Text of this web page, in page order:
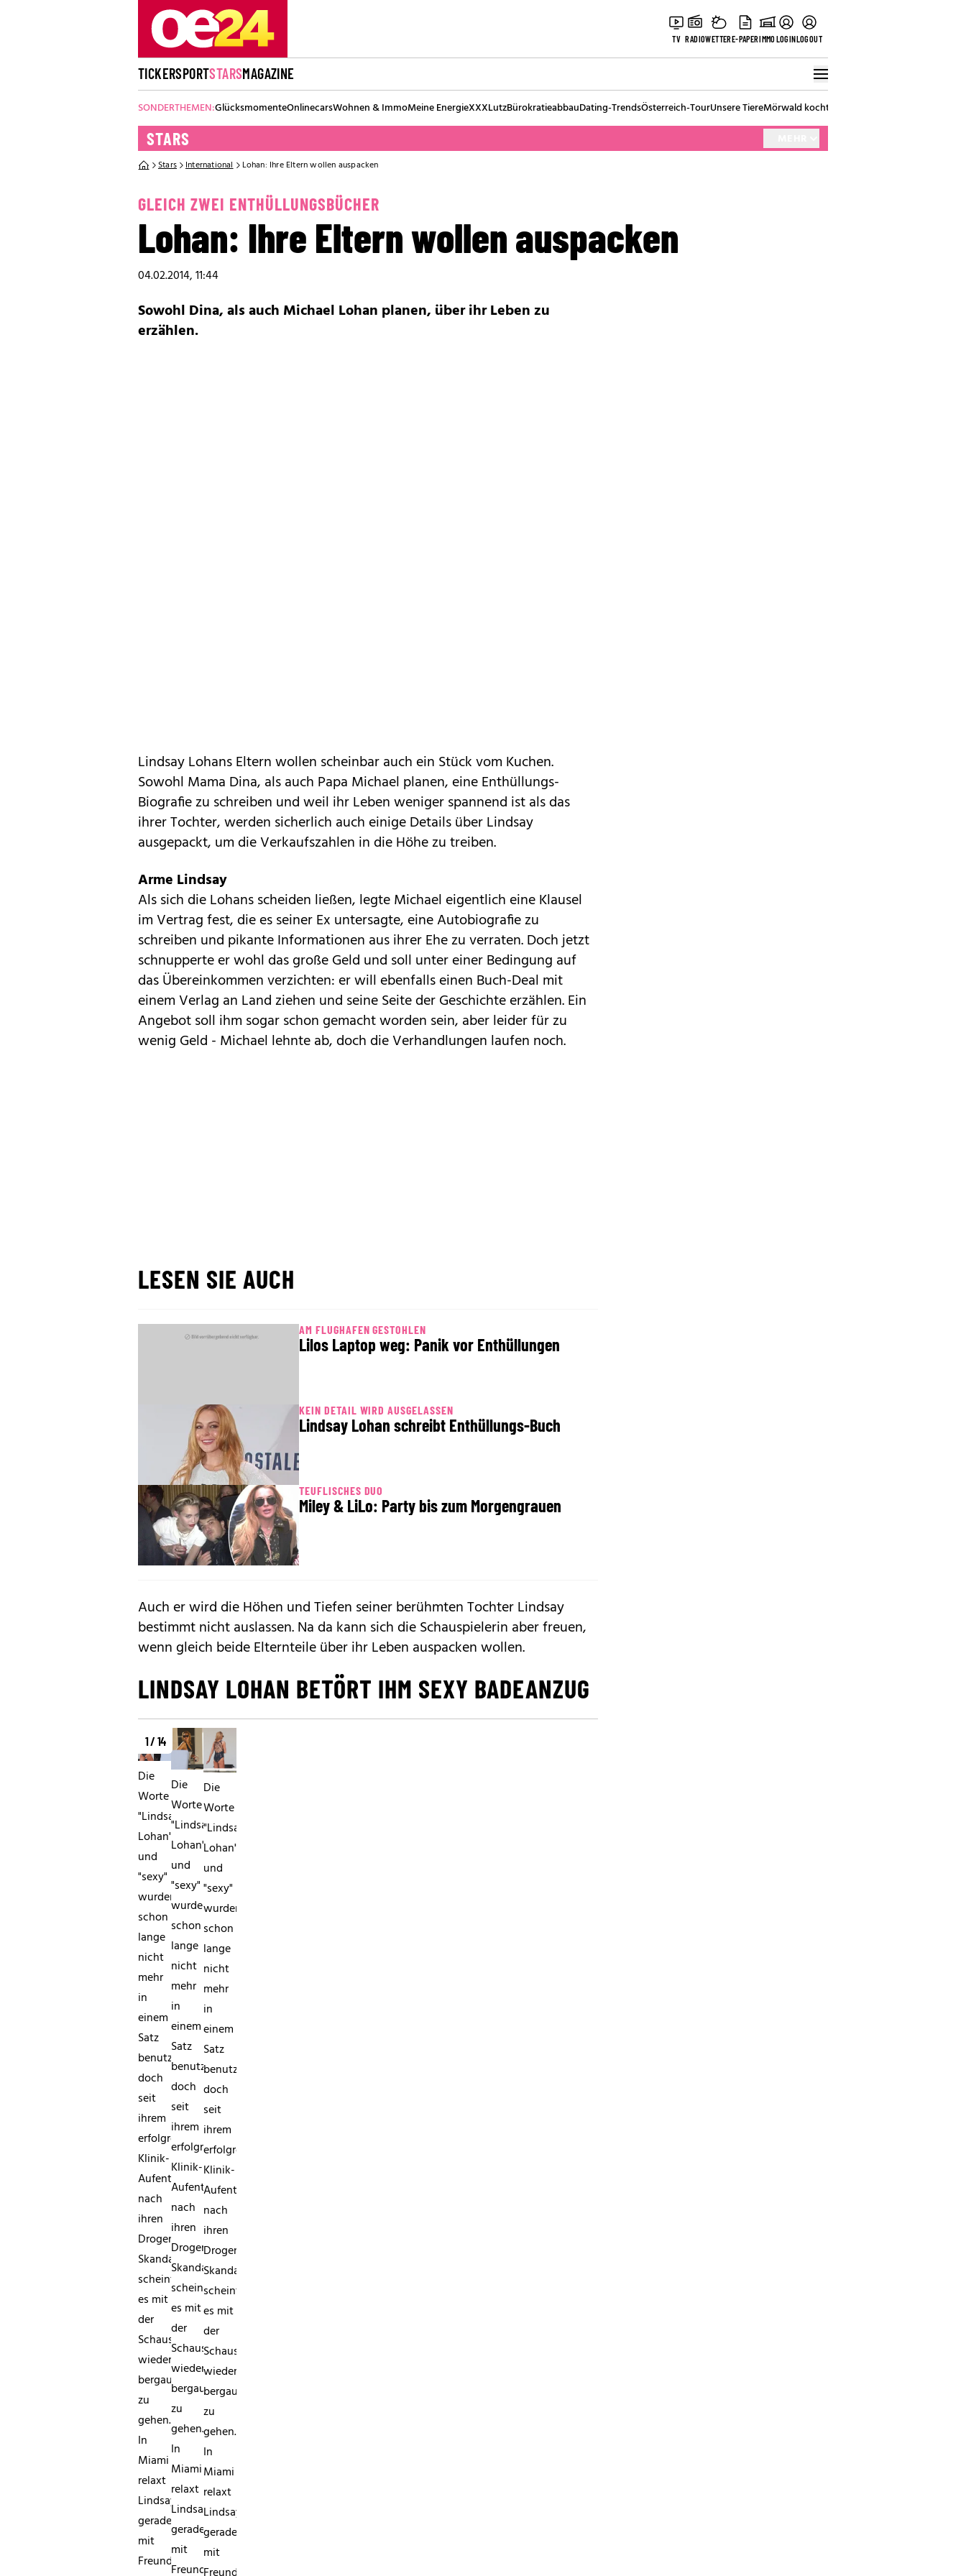
TV RADIOWETTERE-PAPERIMMOLOGINLOGOUT
TICKERSPORTSTARSMAGAZINE
SONDERTHEMEN:GlücksmomenteOnlinecarsWohnen & ImmoMeine EnergieXXXLutzBürokratieabbauDating-TrendsÖsterreich-TourUnsere TiereMörwald kocht
STARS
Stars International Lohan: Ihre Eltern wollen auspacken
GLEICH ZWEI ENTHÜLLUNGSBÜCHER
Lohan: Ihre Eltern wollen auspacken
04.02.2014, 11:44
Sowohl Dina, als auch Michael Lohan planen, über ihr Leben zu
erzählen.
Lindsay Lohans Eltern wollen scheinbar auch ein Stück vom Kuchen.
Sowohl Mama Dina, als auch Papa Michael planen, eine Enthüllungs-
Biografie zu schreiben und weil ihr Leben weniger spannend ist als das
ihrer Tochter, werden sicherlich auch einige Details über Lindsay
ausgepackt, um die Verkaufszahlen in die Höhe zu treiben.
Arme Lindsay
Als sich die Lohans scheiden ließen, legte Michael eigentlich eine Klausel
im Vertrag fest, die es seiner Ex untersagte, eine Autobiografie zu
schreiben und pikante Informationen aus ihrer Ehe zu verraten. Doch jetzt
schnupperte er wohl das große Geld und soll unter einer Bedingung auf
das Übereinkommen verzichten: er will ebenfalls einen Buch-Deal mit
einem Verlag an Land ziehen und seine Seite der Geschichte erzählen. Ein
Angebot soll ihm sogar schon gemacht worden sein, aber leider für zu
wenig Geld - Michael lehnte ab, doch die Verhandlungen laufen noch.
LESEN SIE AUCH
AM FLUGHAFEN GESTOHLEN
Lilos Laptop weg: Panik vor Enthüllungen
KEIN DETAIL WIRD AUSGELASSEN
Lindsay Lohan schreibt Enthüllungs-Buch
TEUFLISCHES DUO
Miley & LiLo: Party bis zum Morgengrauen
Auch er wird die Höhen und Tiefen seiner berühmten Tochter Lindsay
bestimmt nicht auslassen. Na da kann sich die Schauspielerin aber freuen,
wenn gleich beide Elternteile über ihr Leben auspacken wollen.
LINDSAY LOHAN BETÖRT IHM SEXY BADEANZUG
1 / 14
Die
Worte
"Lindsay
Lohan"
und
"sexy"
wurden
schon
lange
nicht
mehr
in
einem
Satz
benutzt,
doch
seit
ihrem
erfolgreichen
Klinik-
Aufenthalt
nach
ihren
Drogen-
Skandalen
scheint
es mit
der
Schauspielerin
wieder
bergauf
zu
gehen.
In
Miami
relaxt
Lindsay
gerade
mit
Freunden
Die
Worte
"Lindsay
Lohan"
und
"sexy"
wurden
schon
lange
nicht
mehr
in
einem
Satz
benutzt,
doch
seit
ihrem
erfolgreichen
Klinik-
Aufenthalt
nach
ihren
Drogen-
Skandalen
scheint
es mit
der
Schauspielerin
wieder
bergauf
zu
gehen.
In
Miami
relaxt
Lindsay
gerade
mit
Freunden
Die
Worte
"Lindsay
Lohan"
und
"sexy"
wurden
schon
lange
nicht
mehr
in
einem
Satz
benutzt,
doch
seit
ihrem
erfolgreichen
Klinik-
Aufenthalt
nach
ihren
Drogen-
Skandalen
scheint
es mit
der
Schauspielerin
wieder
bergauf
zu
gehen.
In
Miami
relaxt
Lindsay
gerade
mit